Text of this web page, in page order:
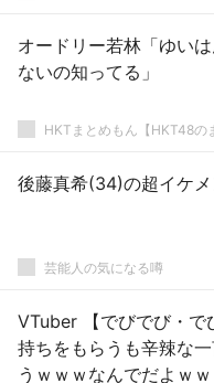
オードリー若林「ゆい
ないの知ってる」
HKTまとめもん【HKT48の
後藤真希(34)の超イケ
芸能人の気になる噂
VTuber 【でびでび・で
持ちをもらうも辛辣な
うｗｗｗなんでだよｗｗ